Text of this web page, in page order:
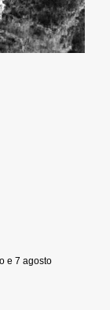
e 7 agosto